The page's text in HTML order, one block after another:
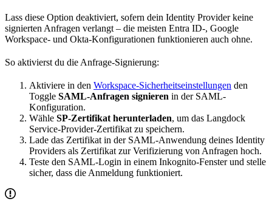
Lass diese Option deaktiviert, sofern dein Identity Provider keine
signierten Anfragen verlangt – die meisten Entra ID-, Google
Workspace- und Okta-Konfigurationen funktionieren auch ohne.
So aktivierst du die Anfrage-Signierung:
Aktiviere in den Workspace-Sicherheitseinstellungen den
Toggle SAML-Anfragen signieren in der SAML-
Konfiguration.
Wähle SP-Zertifikat herunterladen, um das Langdock
Service-Provider-Zertifikat zu speichern.
Lade das Zertifikat in der SAML-Anwendung deines Identity
Providers als Zertifikat zur Verifizierung von Anfragen hoch.
Teste den SAML-Login in einem Inkognito-Fenster und stelle
sicher, dass die Anmeldung funktioniert.